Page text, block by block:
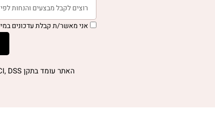
אני מאשר/ת קבלת עדכונים
האתר עומד בתקן PCI, DSS אבטחת מידע ותשלומים של